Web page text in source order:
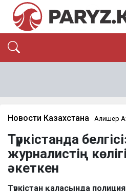
ОҚИҒА
News
Новости Казахстана Алишер
Түркістанда
журналистің
әкеткен
Түркістан қаласында